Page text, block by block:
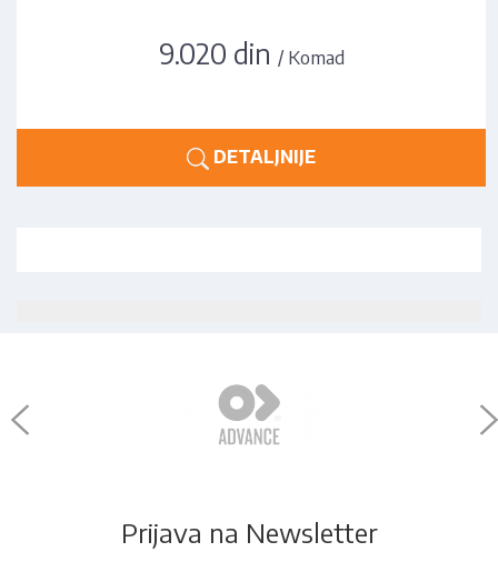
9.020 din / Komad
DETALJNIJE
Prijava na Newsletter